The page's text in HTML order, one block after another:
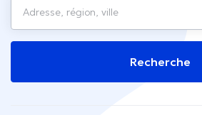
Recherche